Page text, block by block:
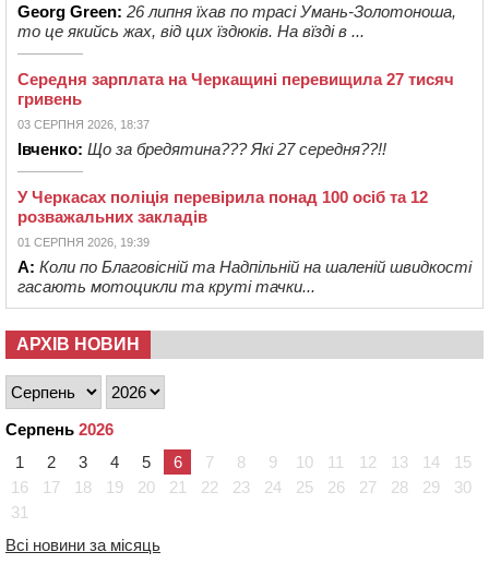
Georg Green: 26 липня їхав по трасі Умань-Золотоноша,
то це якийсь жах, від цих їздюків. На вїзді в ...
Середня зарплата на Черкащині перевищила 27 тисяч
гривень
03 СЕРПНЯ 2026, 18:37
Івченко: Що за бредятина??? Які 27 середня??!!
У Черкасах поліція перевірила понад 100 осіб та 12
розважальних закладів
01 СЕРПНЯ 2026, 19:39
А: Коли по Благовісній та Надпільній на шаленій швидкості
гасають мотоцикли та круті тачки...
АРХІВ НОВИН
Серпень 2026
1
2 3 4 5 6 7 8 9 10 11 12 13 14
15
16
17 18 19 20 21 22 23 24 25 26 27 28 29
30
31
Всі новини за місяць